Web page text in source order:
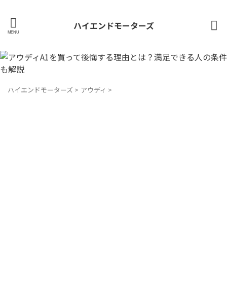
ハイエンドモーターズ
ハイエンドモーターズ > アウディ >